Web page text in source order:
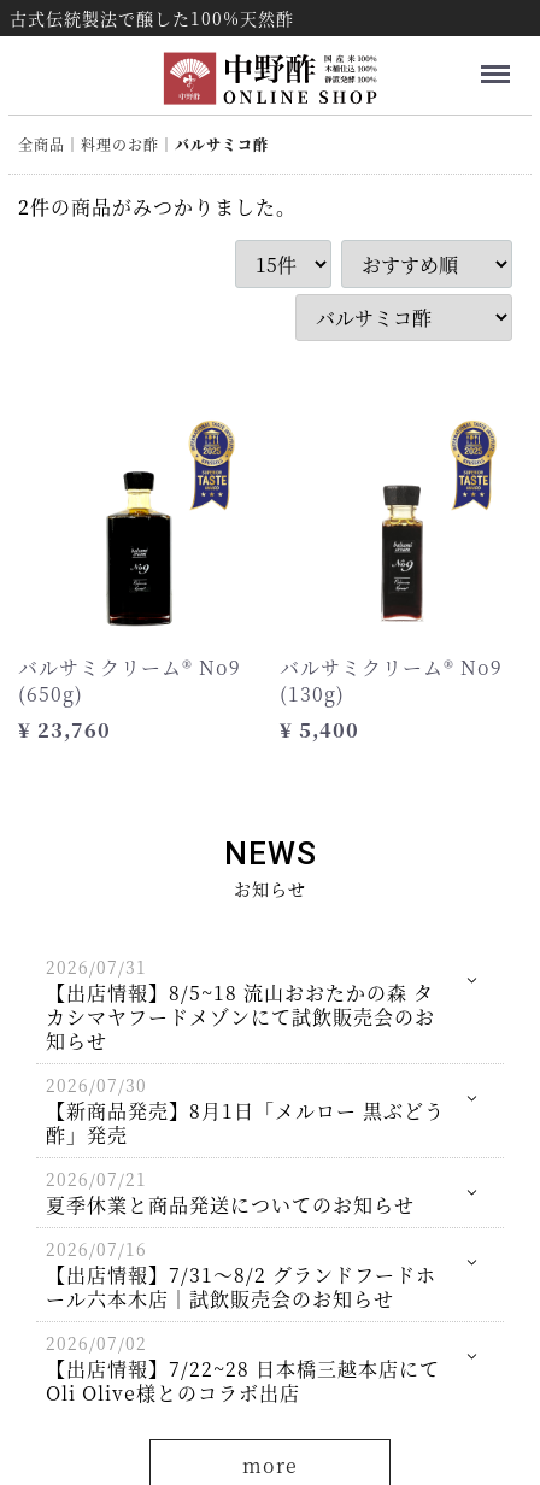
古式伝統製法で醸した100%天然酢
Menu
全商品 料理のお酢 バルサミコ酢
2件の商品がみつかりました。
バルサミクリーム®︎ No9
(650g)
¥ 23,760
バルサミクリーム®︎ No9
(130g)
¥ 5,400
NEWS
お知らせ
2026/07/31
【出店情報】8/5~18 流山おおたかの森 タ
カシマヤフードメゾンにて試飲販売会のお
知らせ
2026/07/30
【新商品発売】8月1日「メルロー 黒ぶどう
酢」発売
2026/07/21
夏季休業と商品発送についてのお知らせ
2026/07/16
【出店情報】7/31～8/2 グランドフードホ
ール六本木店｜試飲販売会のお知らせ
2026/07/02
【出店情報】7/22~28 日本橋三越本店にて
Oli Olive様とのコラボ出店
more